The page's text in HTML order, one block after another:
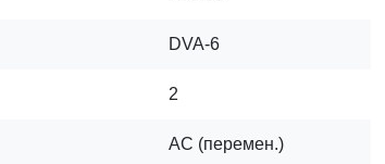
DVA-6
2
AC (перемен.)